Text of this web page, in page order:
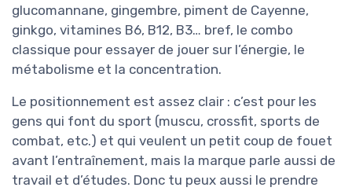
glucomannane, gingembre, piment de Cayenne,
ginkgo, vitamines B6, B12, B3… bref, le combo
classique pour essayer de jouer sur l’énergie, le
métabolisme et la concentration.
Le positionnement est assez clair : c’est pour les
gens qui font du sport (muscu, crossfit, sports de
combat, etc.) et qui veulent un petit coup de fouet
avant l’entraînement, mais la marque parle aussi de
travail et d’études. Donc tu peux aussi le prendre